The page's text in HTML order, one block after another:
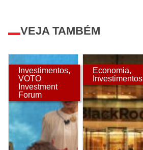
VEJA TAMBÉM
Investimentos,
VOTO
Investment
Forum
Economia,
Investimentos